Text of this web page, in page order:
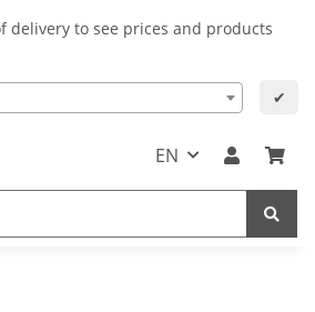
delivery to see prices and products
✔
EN